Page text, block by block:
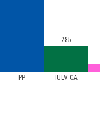
PP IULV-CA
285